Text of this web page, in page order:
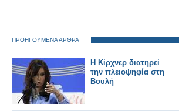
ΠΡΟΗΓΟΥΜΕΝΑ ΑΡΘΡΑ
Η Κίρχνερ διατηρεί
την πλειοψηφία στη
Βουλή